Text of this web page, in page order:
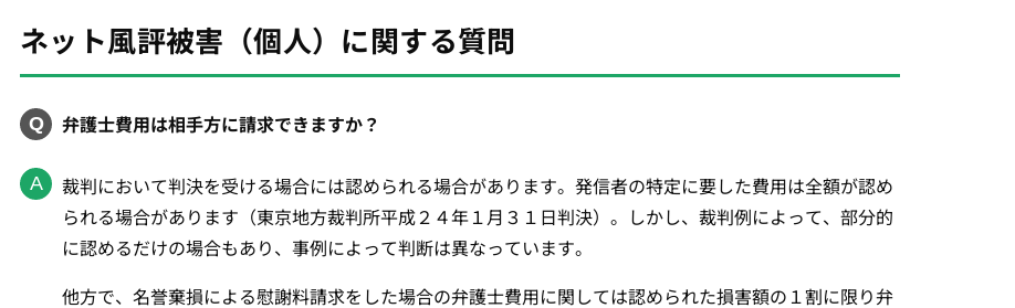
ネット風評被害（個人）に関する質問
弁護士費用は相手方に請求できますか？
裁判において判決を受ける場合には認められる場合があります。発信者の特定に要した費用は全額が認め
られる場合があります（東京地方裁判所平成２４年１月３１日判決）。しかし、裁判例によって、部分的
に認めるだけの場合もあり、事例によって判断は異なっています。
他方で、名誉棄損による慰謝料請求をした場合の弁護士費用に関しては認められた損害額の１割に限り弁